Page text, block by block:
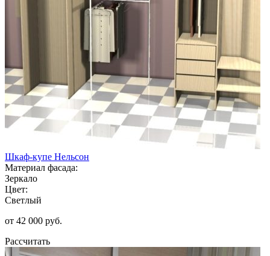
Шкаф-купе Нельсон
Материал фасада:
Зеркало
Цвет:
Светлый
от 42 000 руб.
Рассчитать